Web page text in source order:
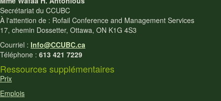
Secrétariat du CCUBC
À l'attention de : Rofail Conference and Management Services
17, chemin Dossetter, Ottawa, ON K1G 4S3
Courriel : Info@CCUBC.ca
Téléphone : 613 421 7229
Ressources supplémentaires
Prix
Emplois